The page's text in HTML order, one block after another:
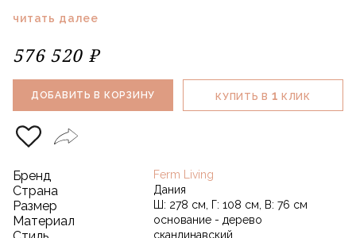
читать далее
576 520 ₽
ДОБАВИТЬ В КОРЗИНУ КУПИТЬ В 1 КЛИК
Бренд Ferm Living
Страна Дания
Размер Ш: 278 см, Г: 108 см, В: 76 см
Материал основание - дерево
скандинавский